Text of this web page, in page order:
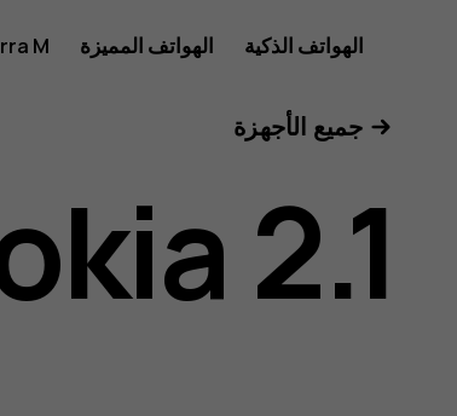
دليل
مستخدم
هاتف
الهواتف الذكية الهواتف المميزة M
جميع الأجهزة
2.1